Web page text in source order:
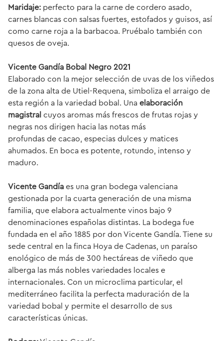
Maridaje: perfecto para la carne de cordero asado,
carnes blancas con salsas fuertes, estofados y guisos, así
como carne roja a la barbacoa. Pruébalo también con
quesos de oveja.
Vicente Gandía Bobal Negro 2021
Elaborado con la mejor selección de uvas de los viñedos
de la zona alta de Utiel-Requena, simboliza el arraigo de
esta región a la variedad bobal. Una elaboración
magistral cuyos aromas más frescos de frutas rojas y
negras nos dirigen hacia las notas más
profundas de cacao, especias dulces y matices
ahumados. En boca es potente, rotundo, intenso y
maduro.
Vicente Gandía es una gran bodega valenciana
gestionada por la cuarta generación de una misma
familia, que elabora actualmente vinos bajo 9
denominaciones españolas distintas. La bodega fue
fundada en el año 1885 por don Vicente Gandía. Tiene su
sede central en la finca Hoya de Cadenas, un paraíso
enológico de más de 300 hectáreas de viñedo que
alberga las más nobles variedades locales e
internacionales. Con un microclima particular, el
mediterráneo facilita la perfecta maduración de la
variedad bobal y permite el desarrollo de sus
características únicas.